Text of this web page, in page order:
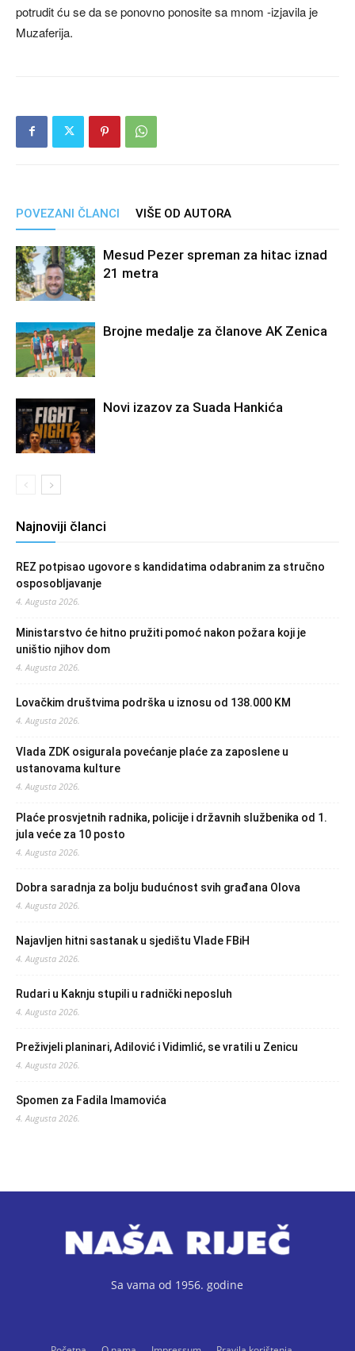
potrudit ću se da se ponovno ponosite sa mnom -izjavila je
Muzaferija.
POVEZANI ČLANCI VIŠE OD AUTORA
Mesud Pezer spreman za hitac iznad
21 metra
Brojne medalje za članove AK Zenica
Novi izazov za Suada Hankića
Najnoviji članci
REZ potpisao ugovore s kandidatima odabranim za stručno
osposobljavanje
4. Augusta 2026.
Ministarstvo će hitno pružiti pomoć nakon požara koji je
uništio njihov dom
4. Augusta 2026.
Lovačkim društvima podrška u iznosu od 138.000 KM
4. Augusta 2026.
Vlada ZDK osigurala povećanje plaće za zaposlene u
ustanovama kulture
4. Augusta 2026.
Plaće prosvjetnih radnika, policije i državnih službenika od 1.
jula veće za 10 posto
4. Augusta 2026.
Dobra saradnja za bolju budućnost svih građana Olova
4. Augusta 2026.
Najavljen hitni sastanak u sjedištu Vlade FBiH
4. Augusta 2026.
Rudari u Kaknju stupili u radnički neposluh
4. Augusta 2026.
Preživjeli planinari, Adilović i Vidimlić, se vratili u Zenicu
4. Augusta 2026.
Spomen za Fadila Imamovića
4. Augusta 2026.
Sa vama od 1956. godine